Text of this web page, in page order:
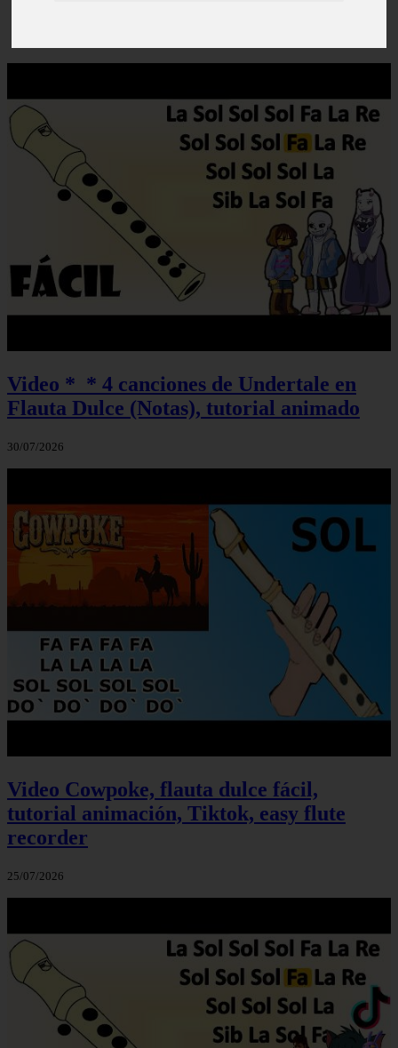
Video *_* 4 canciones de Undertale en
Flauta Dulce (Notas), tutorial animado
30/07/2026
Video Cowpoke, flauta dulce fácil,
tutorial animación, Tiktok, easy flute
recorder
25/07/2026